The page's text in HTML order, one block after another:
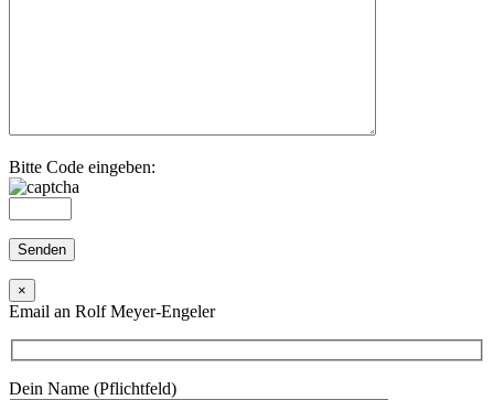
Bitte Code eingeben:
×
Email an Rolf Meyer-Engeler
Dein Name (Pflichtfeld)